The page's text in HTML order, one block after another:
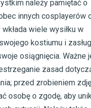
należy pamiętać o
innych cosplayerów
wiele wysiłku w
kostiumu i
osiągnięcia. Ważne
zasad
przed zrobieniem
osobę o zgodę, aby